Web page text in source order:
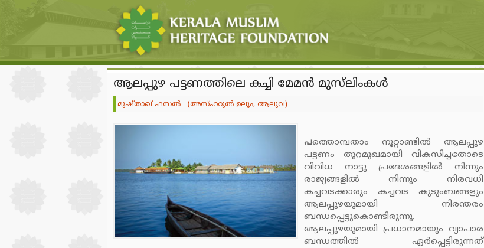
ആലപ്പുഴ പട്ടണത്തിലെ കച്ചി മേമന്‍ മുസ്‌ലിംകള്‍
മുഷ്താഖ് ഫസല്‍ (അസ്ഹറുല്‍ ഉലൂം, ആലുവ)
പത്തൊമ്പതാം നൂറ്റാണ്ടില്‍ ആലപ്പുഴ
പട്ടണം തുറമുഖമായി വികസിച്ചതോടെ
വിവിധ നാട്ടു പ്രദേശങ്ങളില്‍ നിന്നും
രാജ്യങ്ങളില്‍ നിന്നും നിരവധി
കച്ചവടക്കാരും കച്ചവട കുടുംബങ്ങളും
ആലപ്പുഴയുമായി നിരന്തരം
ബന്ധപ്പെട്ടുകൊണ്ടിരുന്നു.
ആലപ്പുഴയുമായി പ്രധാനമായും വ്യാപാര
ബന്ധത്തില്‍ ഏര്‍പ്പെട്ടിരുന്നത്